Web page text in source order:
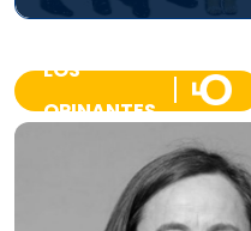
LOS
OPINANTES